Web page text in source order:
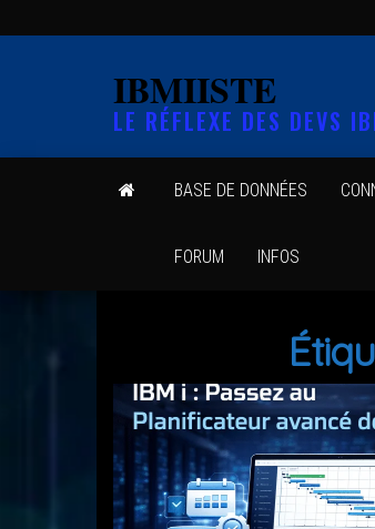
IBMIISTE
LE RÉFLEXE DES DEVS
BASE DE DONNÉES
FORUM INFOS